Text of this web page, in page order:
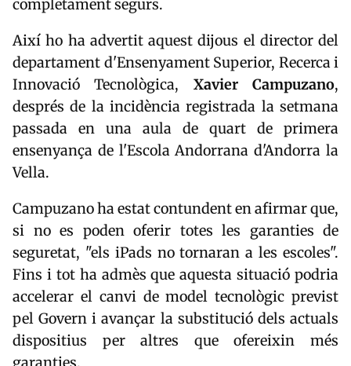
completament segurs.
Així ho ha advertit aquest dijous el director del
departament d'Ensenyament Superior, Recerca i
Innovació Tecnològica, Xavier Campuzano,
després de la incidència registrada la setmana
passada en una aula de quart de primera
ensenyança de l'Escola Andorrana d'Andorra la
Vella.
Campuzano ha estat contundent en afirmar que,
si no es poden oferir totes les garanties de
seguretat, "els iPads no tornaran a les escoles".
Fins i tot ha admès que aquesta situació podria
accelerar el canvi de model tecnològic previst
pel Govern i avançar la substitució dels actuals
dispositius per altres que ofereixin més
garanties.